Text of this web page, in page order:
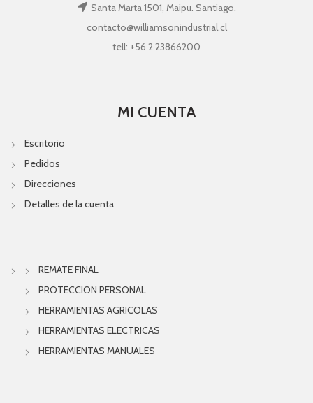
Santa Marta 1501, Maipu. Santiago.
contacto@williamsonindustrial.cl
tell: +56 2 23866200
MI CUENTA
Escritorio
Pedidos
Direcciones
Detalles de la cuenta
REMATE FINAL
PROTECCION PERSONAL
HERRAMIENTAS AGRICOLAS
HERRAMIENTAS ELECTRICAS
HERRAMIENTAS MANUALES